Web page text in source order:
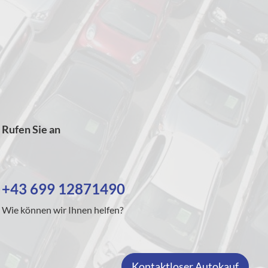
Rufen Sie an
+43 699 12871490
Wie können wir Ihnen helfen?